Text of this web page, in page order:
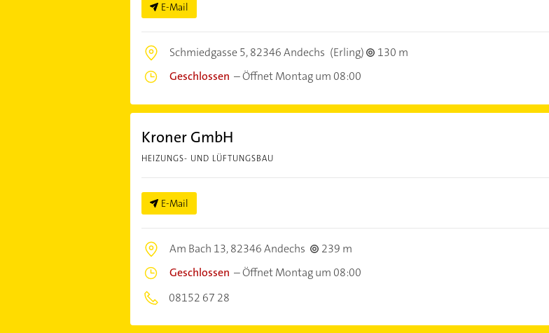
E-Mail
Schmiedgasse 5,82346 Andechs (Erling)
130 m
Geschlossen –Öffnet Montag um 08:00
Kroner GmbH
HEIZUNGS- UND LÜFTUNGSBAU
E-Mail
Am Bach 13,82346 Andechs
239 m
Geschlossen –Öffnet Montag um 08:00
08152 67 28